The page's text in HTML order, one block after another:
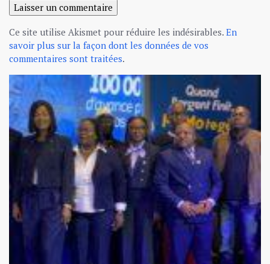
Ce site utilise Akismet pour réduire les indésirables. En
savoir plus sur la façon dont les données de vos
commentaires sont traitées.